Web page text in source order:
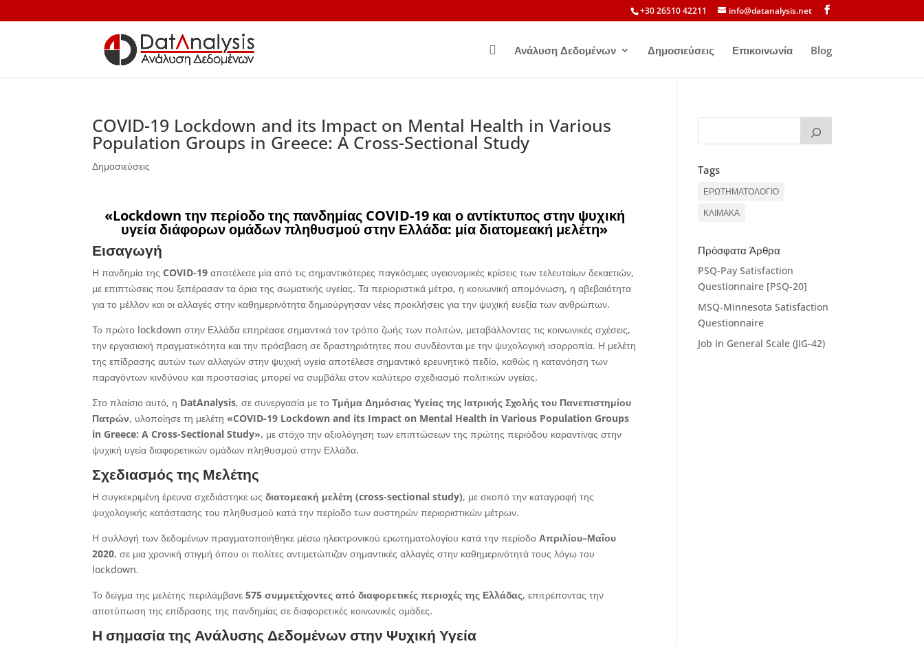
+30 26510 42211 info@datanalysis.net
 Ανάλυση Δεδομένων Δημοσιεύσεις Επικοινωνία Blog
COVID-19 Lockdown and its Impact on Mental Health in Various
Population Groups in Greece: A Cross-Sectional Study
Δημοσιεύσεις
«Lockdown την περίοδο της πανδημίας COVID-19 και ο αντίκτυπος στην ψυχική
υγεία διάφορων ομάδων πληθυσμού στην Ελλάδα: μία διατομεακή μελέτη»
Εισαγωγή
Η πανδημία τηςCOVID-19 αποτέλεσε μία από τις σημαντικότερες παγκόσμιες υγειονομικές κρίσεις των τελευταίων δεκαετιών,
με επιπτώσεις που ξεπέρασαν τα όρια της σωματικής υγείας. Τα περιοριστικά μέτρα, η κοινωνική απομόνωση, η αβεβαιότητα
για το μέλλον και οι αλλαγές στην καθημερινότητα δημιούργησαν νέες προκλήσεις για την ψυχική ευεξία των ανθρώπων.
Το πρώτο lockdown στην Ελλάδα επηρέασε σημαντικά τον τρόπο ζωής των πολιτών, μεταβάλλοντας τις κοινωνικές σχέσεις,
την εργασιακή πραγματικότητα και την πρόσβαση σε δραστηριότητες που συνδέονται με την ψυχολογική ισορροπία. Η μελέτη
της επίδρασης αυτών των αλλαγών στην ψυχική υγεία αποτέλεσε σημαντικό ερευνητικό πεδίο, καθώς η κατανόηση των
παραγόντων κινδύνου και προστασίας μπορεί να συμβάλει στον καλύτερο σχεδιασμό πολιτικών υγείας.
Στο πλαίσιο αυτό, η DatAnalysis, σε συνεργασία με τοΤμήμα Δημόσιας Υγείας της Ιατρικής Σχολής του Πανεπιστημίου
Πατρών, υλοποίησε τη μελέτη «COVID-19 Lockdown and its Impact on Mental Health in Various Population Groups
in Greece: A Cross-Sectional Study», με στόχο την αξιολόγηση των επιπτώσεων της πρώτης περιόδου καραντίνας στην
ψυχική υγεία διαφορετικών ομάδων πληθυσμού στην Ελλάδα.
Σχεδιασμός της Μελέτης
Η συγκεκριμένη έρευνα σχεδιάστηκε ωςδιατομεακή μελέτη (cross-sectional study), με σκοπό την καταγραφή της
ψυχολογικής κατάστασης του πληθυσμού κατά την περίοδο των αυστηρών περιοριστικών μέτρων.
Η συλλογή των δεδομένων πραγματοποιήθηκε μέσω ηλεκτρονικού ερωτηματολογίου κατά την περίοδοΑπριλίου–Μαΐου
2020, σε μια χρονική στιγμή όπου οι πολίτες αντιμετώπιζαν σημαντικές αλλαγές στην καθημερινότητά τους λόγω του
lockdown.
Το δείγμα της μελέτης περιλάμβανε575 συμμετέχοντες από διαφορετικές περιοχές της Ελλάδας, επιτρέποντας την
αποτύπωση της επίδρασης της πανδημίας σε διαφορετικές κοινωνικές ομάδες.
Η σημασία της Ανάλυσης Δεδομένων στην Ψυχική Υγεία
Tags
ΕΡΩΤΗΜΑΤΟΛΟΓΙΟ
ΚΛΙΜΑΚΑ
Πρόσφατα Άρθρα
PSQ-Pay Satisfaction
Questionnaire [PSQ-20]
MSQ-Minnesota Satisfaction
Questionnaire
Job in General Scale (JIG-42)